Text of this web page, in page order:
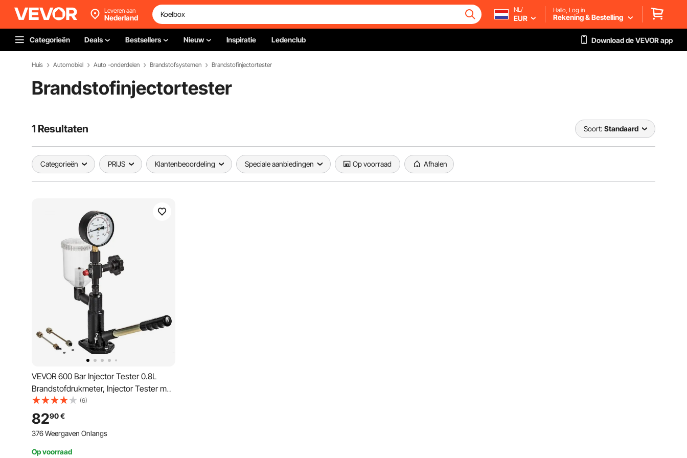
Leveren aan
Nederland
NL/
EUR
Hallo, Log in
Rekening & Bestelling
Categorieën Deals Bestsellers Nieuw Inspiratie Ledenclub Download de VEVOR app
Huis Automobiel Auto -onderdelen Brandstofsystemen Brandstofinjectortester
Brandstofinjectortester
1 Resultaten Soort: Standaard
Categorieën PRIJS Klantenbeoordeling Speciale aanbiedingen Op voorraad Afhalen
VEVOR 600 Bar Injector Tester 0.8L
Brandstofdrukmeter, Injector Tester met
dubbele schaal Injector Tester
Diagnoseapparaat in dieselmotor
(6)
8290€
376 Weergaven Onlangs
Op voorraad